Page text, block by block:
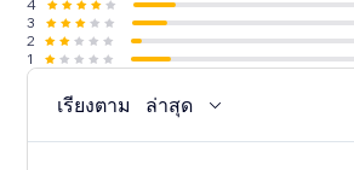
4
3
2
1
เรียงตาม ล่าสุด